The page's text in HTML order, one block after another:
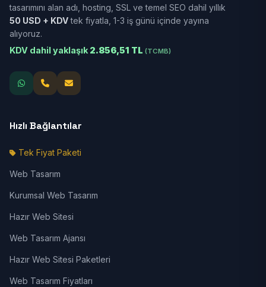
tasarımını alan adı, hosting, SSL ve temel SEO dahil yıllık
50 USD + KDVtek fiyatla, 1-3 iş günü içinde yayına
alıyoruz.
KDV dahil yaklaşık 2.856,51 TL (TCMB)
Hızlı Bağlantılar
Tek Fiyat Paketi
Web Tasarım
Kurumsal Web Tasarım
Hazır Web Sitesi
Web Tasarım Ajansı
Hazır Web Sitesi Paketleri
Web Tasarım Fiyatları